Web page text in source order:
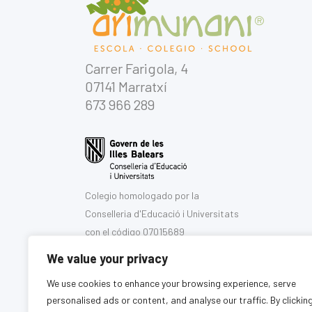
We value your privacy
We use cookies to enhance your browsing experience, serve
personalised ads or content, and analyse our traffic. By
Carrer Farigola, 4
07141 Marratxí
673 966 289
Colegio homologado por la
Conselleria d'Educació i Universitats
con el código 07015689